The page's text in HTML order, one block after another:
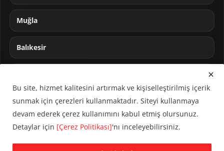
Muğla
Balıkesir
© 2024 CUMHA (Cumhur Haber Ajansı) Tüm hakları saklıdır.
Bu site, hizmet kalitesini artırmak ve kişiselleştirilmiş içerik
sunmak için çerezleri kullanmaktadır. Siteyi kullanmaya
devam ederek çerez kullanımını kabul etmiş olursunuz.
Detaylar için [Çerez Politikası]'nı inceleyebilirsiniz.